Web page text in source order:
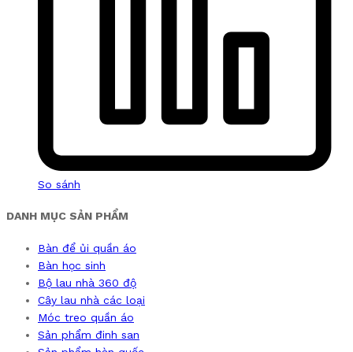
So sánh
DANH MỤC SẢN PHẨM
Bàn để ủi quần áo
Bàn học sinh
Bộ lau nhà 360 độ
Cây lau nhà các loại
Móc treo quần áo
Sản phẩm đinh san